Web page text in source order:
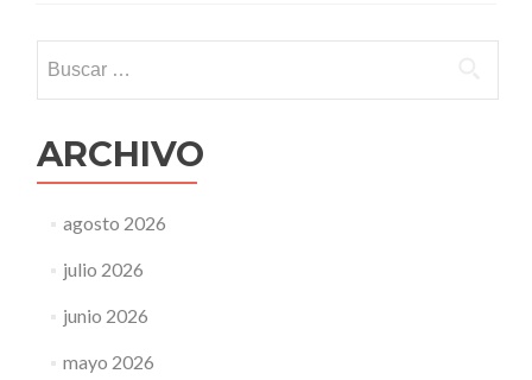
intendentes
ARCHIVO
agosto 2026
julio 2026
junio 2026
mayo 2026